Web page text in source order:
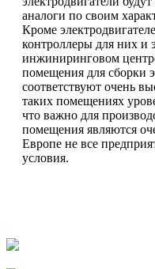
аналоги по своим
Кроме
контроллеры для них и
инжиниринговом
помещения для сборки
соответствуют очень
таких помещениях
что важно для
помещения являются
Европе не все
условия.